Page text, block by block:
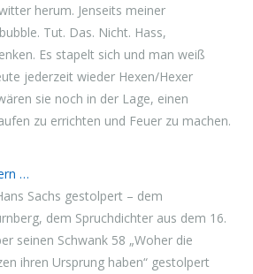
herum. Jenseits meiner
Tut. Das. Nicht. Hass,
Es stapelt sich und man weiß
jederzeit wieder Hexen/Hexer
sie noch in der Lage, einen
zu errichten und Feuer zu machen.
…
Sachs gestolpert – dem
dem Spruchdichter aus dem 16.
seinen Schwank 58 „Woher die
ihren Ursprung haben“ gestolpert